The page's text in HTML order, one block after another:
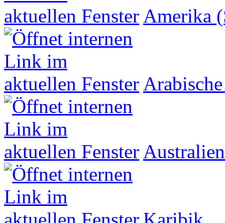
Amerika
Australien